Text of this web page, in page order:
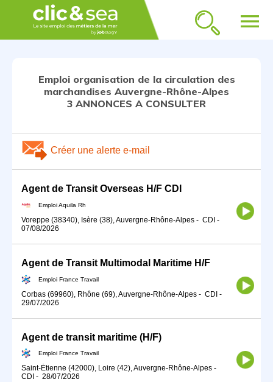
menu
Emploi organisation de la circulation des
marchandises Auvergne-Rhône-Alpes
3 ANNONCES A CONSULTER
Créer une alerte e-mail
Agent de Transit Overseas H/F CDI
Emploi Aquila Rh
Voreppe (38340), Isère (38), Auvergne-Rhône-Alpes - CDI -
07/08/2026
Agent de Transit Multimodal Maritime H/F
Emploi France Travail
Corbas (69960), Rhône (69), Auvergne-Rhône-Alpes - CDI -
29/07/2026
Agent de transit maritime (H/F)
Emploi France Travail
Saint-Étienne (42000), Loire (42), Auvergne-Rhône-Alpes -
CDI - 28/07/2026